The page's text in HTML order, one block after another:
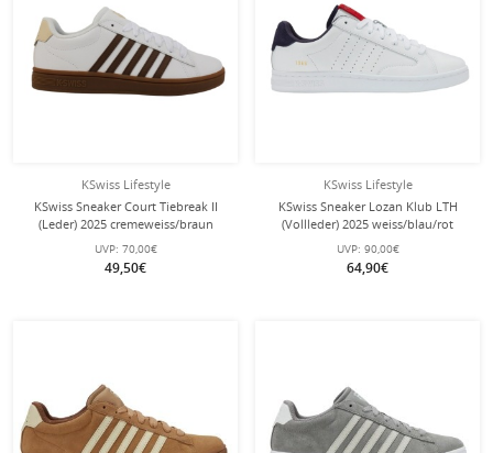
KSwiss Lifestyle
KSwiss Sneaker Court Tiebreak II
(Leder) 2025 cremeweiss/braun
UVP: 70,00€
49,50€
KSwiss Lifestyle
KSwiss Sneaker Lozan Klub LTH
(Vollleder) 2025 weiss/blau/rot
UVP: 90,00€
64,90€